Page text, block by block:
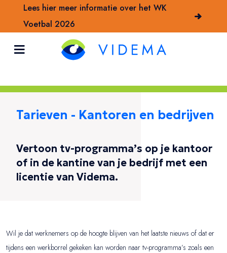
Lees hier meer informatie over het WK
Voetbal 2026
Tarieven - Kantoren en bedrijven
Vertoon tv-programma’s op je kantoor
of in de kantine van je bedrijf met een
licentie van Videma.
Wil je dat werknemers op de hoogte blijven van het laatste nieuws of dat er
tijdens een werkborrel gekeken kan worden naar tv-programma’s zoals een